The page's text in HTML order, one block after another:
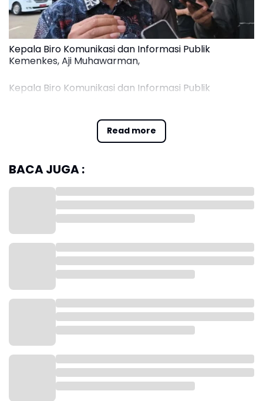
Read more
Kepala Biro Komunikasi dan Informasi Publik
Kemenkes, Aji Muhawarman,
Kepala Biro Komunikasi dan Informasi Publik
menyeluruh bersama pihak-pihak terkait guna
memastikan seluruh fakta terungkap secara objektif,
"Kami sangat prihatin atas peristiwa ini. Setiap
tenaga kesehatan berhak mendapatkan
perlindungan, rasa aman, dan penghormatan dalam
menjalankan tugas pelayanan kepada masyarakat.
Tidak boleh ada intimidasi, tekanan, ataupun
tindakan yang merendahkan martabat tenaga
kesehatan," kata Aji dalam keterangan tertulis, Senin,
29 Juni 2026.
BACA JUGA :